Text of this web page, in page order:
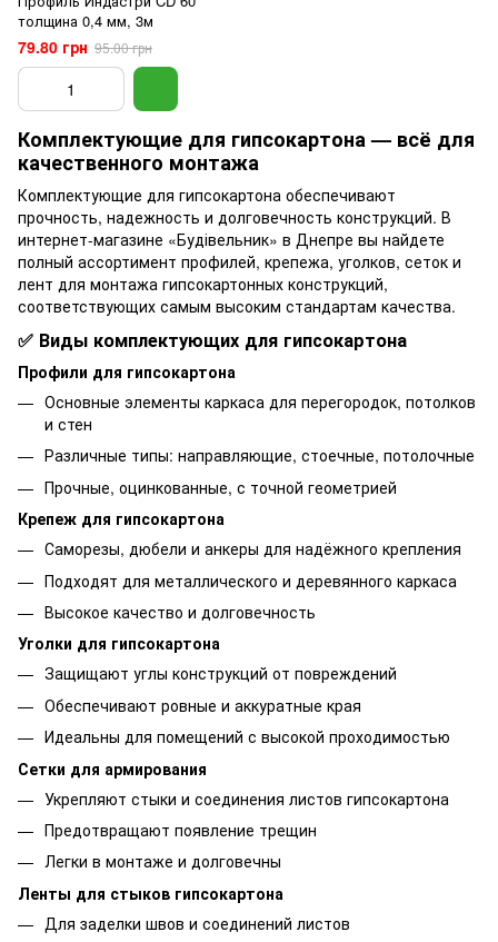
толщина 0,4 мм, 3м
79.80 грн 95.00 грн
Комплектующие для гипсокартона — всё для
качественного монтажа
Комплектующие для гипсокартона обеспечивают
прочность, надежность и долговечность конструкций. В
интернет-магазине «Будівельник» в Днепре вы найдете
полный ассортимент профилей, крепежа, уголков, сеток и
лент для монтажа гипсокартонных конструкций,
соответствующих самым высоким стандартам качества.
✅ Виды комплектующих для гипсокартона
Профили для гипсокартона
Основные элементы каркаса для перегородок, потолков
и стен
Различные типы: направляющие, стоечные, потолочные
Прочные, оцинкованные, с точной геометрией
Крепеж для гипсокартона
Саморезы, дюбели и анкеры для надёжного крепления
Подходят для металлического и деревянного каркаса
Высокое качество и долговечность
Уголки для гипсокартона
Защищают углы конструкций от повреждений
Обеспечивают ровные и аккуратные края
Идеальны для помещений с высокой проходимостью
Сетки для армирования
Укрепляют стыки и соединения листов гипсокартона
Предотвращают появление трещин
Легки в монтаже и долговечны
Ленты для стыков гипсокартона
Для заделки швов и соединений листов